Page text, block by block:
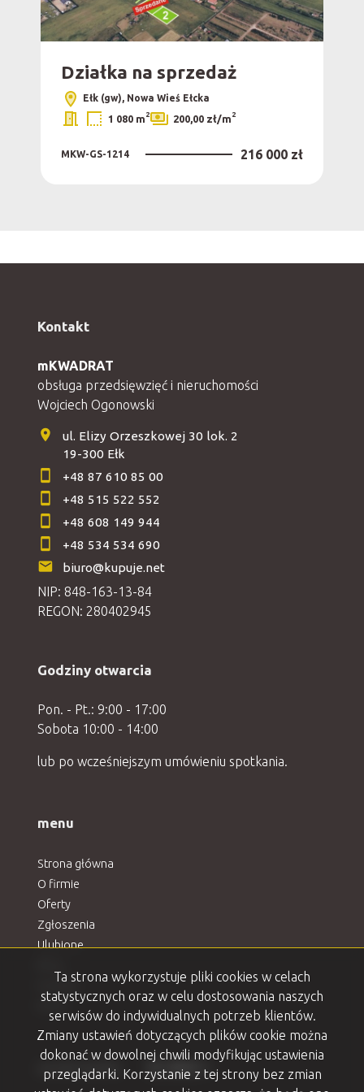
Działka na sprzedaż
Ełk (gw), Nowa Wieś Ełcka
1 080 m2 200,00 zł/m2
MKW-GS-1214 216 000 zł
Kontakt
mKWADRAT
obsługa przedsięwzięć i nieruchomości
Wojciech Ogonowski
ul. Elizy Orzeszkowej 30 lok. 2
19-300 Ełk
+48 87 610 85 00
+48 515 522 552
+48 608 149 944
+48 534 534 690
biuro@kupuje.net
NIP: 848-163-13-84
REGON: 280402945
Godziny otwarcia
Pon. - Pt.: 9:00 - 17:00
Sobota 10:00 - 14:00
lub po wcześniejszym umówieniu spotkania.
menu
Strona główna
O firmie
Oferty
Zgłoszenia
Ulubione
Kontakt
Rodo
social media Facebook
Facebook
Facebook
Facebook
Facebook
Ta strona wykorzystuje pliki cookies w celach
statystycznych oraz w celu dostosowania naszych
serwisów do indywidualnych potrzeb klientów.
Zmiany ustawień dotyczących plików cookie można
dokonać w dowolnej chwili modyfikując ustawienia
przeglądarki. Korzystanie z tej strony bez zmian